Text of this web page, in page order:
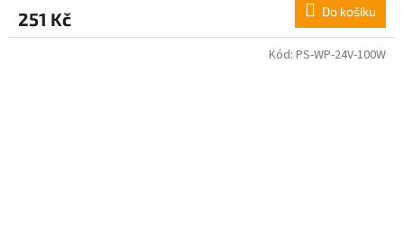
251 Kč Do košíku
Kód: PS-WP-24V-100W